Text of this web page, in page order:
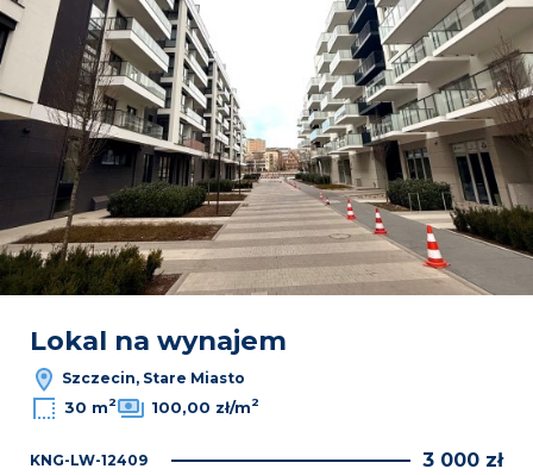
Lokal na wynajem
Szczecin, Stare Miasto
30 m2 100,00 zł/m2
KNG-LW-12409 3 000 zł